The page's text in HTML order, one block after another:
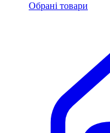
Обрані товари